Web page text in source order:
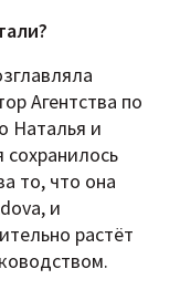
Агентства по
Наталья и
сохранилось
то, что она
и
растёт